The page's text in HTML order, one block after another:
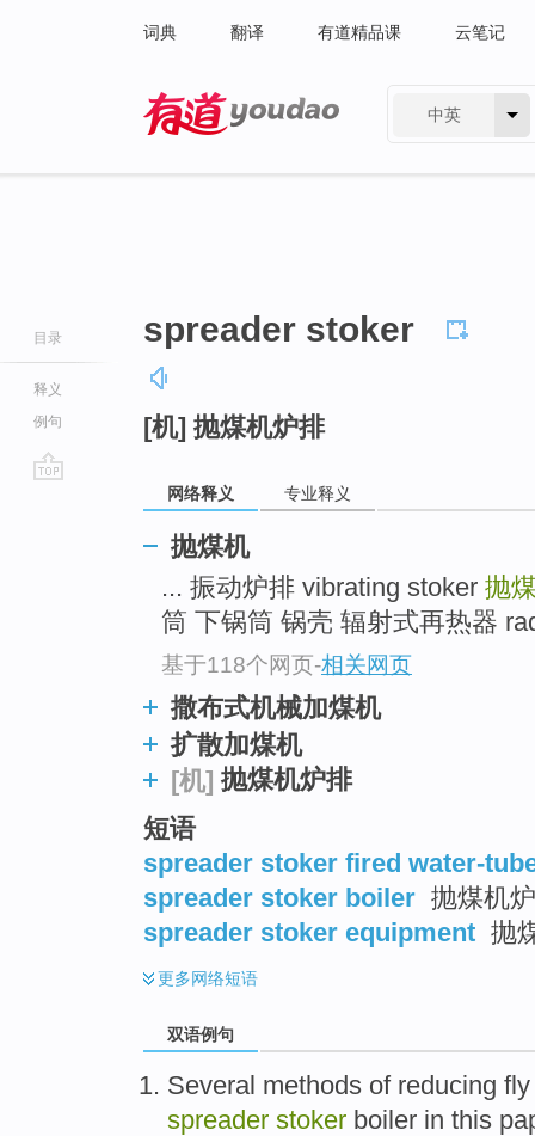
词典 翻译 有道精品课 云笔记
中英
目录
释义
例句
spreader stoker
[机] 抛煤机炉排
网络释义 专业释义
抛煤机
... 振动炉排 vibrating stoker 抛
筒 下锅筒 锅壳 辐射式再热器
基于118个网页-相关网页
撒布式机械加煤机
扩散加煤机
[机] 抛煤机炉排
短语
spreader stoker fired water-
spreader stoker boiler 抛煤机炉
spreader stoker equipment 抛
更多网络短语
双语例句
Several methods ofreducing
spreader stoker boiler in this